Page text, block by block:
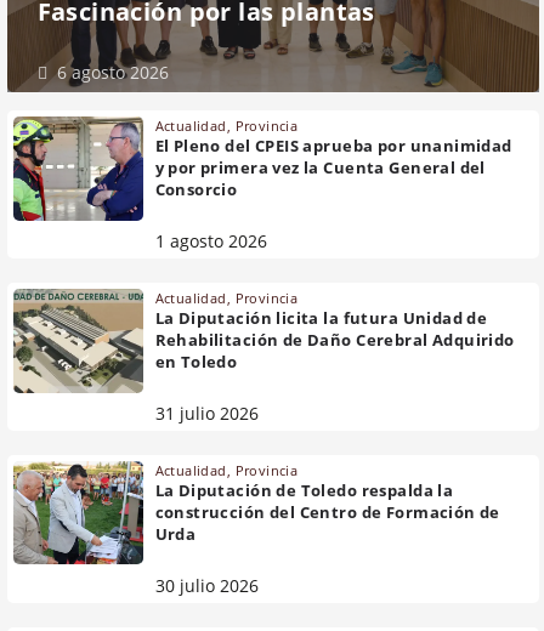
Fascinación por las plantas
6 agosto 2026
Actualidad, Provincia
El Pleno del CPEIS aprueba por unanimidad
y por primera vez la Cuenta General del
Consorcio
1 agosto 2026
Actualidad Provincia
La Diputación licita la futura Unidad de
Rehabilitación de Daño Cerebral Adquirido
en Toledo
31 julio 2026
Actualidad Provincia
La Diputación de Toledo respalda la
construcción del Centro de Formación de
Urda
30 julio 2026